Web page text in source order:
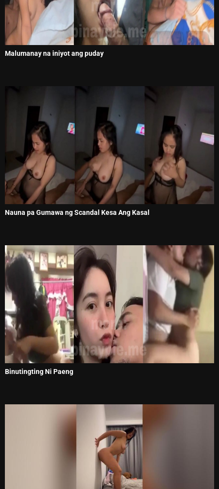
Malumanay na iniyot ang puday
Nauna pa Gumawa ng Scandal Kesa Ang Kasal
Binutingting Ni Paeng